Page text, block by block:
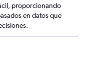
proporcionando
en datos que